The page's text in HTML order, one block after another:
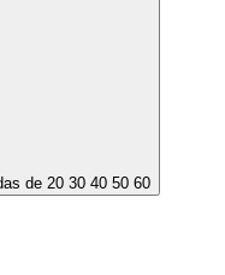
de 20 30 40 50 60